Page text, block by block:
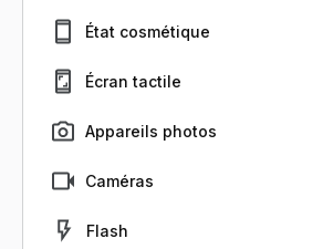
État cosmétique
Écran tactile
Appareils photos
Caméras
Flash